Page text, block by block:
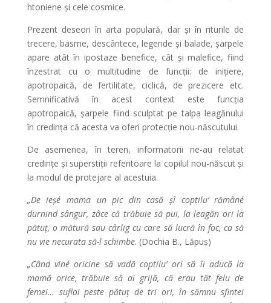
htoniene și cele cosmice.
Prezent deseori în arta populară, dar și în riturile de
trecere, basme, descântece, legende și balade, șarpele
apare atât în ipostaze benefice, cât și malefice, fiind
înzestrat cu o multitudine de funcții: de inițiere,
apotropaică, de fertilitate, ciclică, de prezicere etc.
Semnificativă în acest context este funcția
apotropaică, șarpele fiind sculptat pe talpa leagănului
în credința că acesta va oferi protecție nou-născutului.
De asemenea, în teren, informatorii ne-au relatat
credințe și superstiții referitoare la copilul nou-născut și
la modul de protejare al acestuia.
„De ieșé mama un pic din casă șî coptilu’ rămâné
durnind sângur, zâce că trăbuie să pui, la leagăn ori la
pătuț, o mătură sau cârlig cu care să lucră în foc, ca să
nu vie necurata să-l schimbe. (Dochia B., Lăpuș)
„Când viné oricine să vadă coptilu’ ori să îi aducă la
mamă orice, trăbuie să ai grijă, că erau tăt felu de
femei… suflai peste pătuț de tri ori, în sămnu sfintei